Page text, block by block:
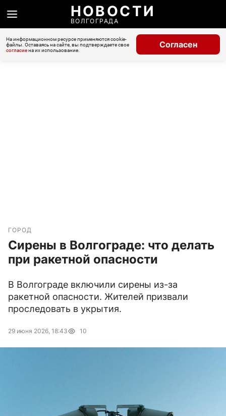
НОВОСТИ
ВОЛГОГРАДА
На информационном ресурсе применяются cookie-
файлы. Оставаясь на сайте, вы подтверждаете свое
согласиена их использование.
Согласен
ГОРОД
Сирены в Волгограде: что делать
при ракетной опасности
В Волгограде включили сирены из-за
ракетной опасности. Жителей призвали
проследовать в укрытия.
29 июня 2026, 18:43 10